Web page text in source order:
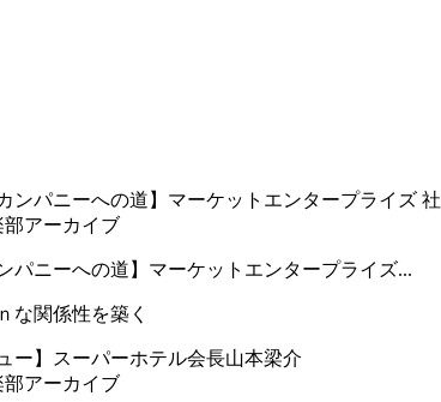
アーカイブ
パニーへの道】マーケットエンタープライズ...
な関係性を築く
アーカイブ